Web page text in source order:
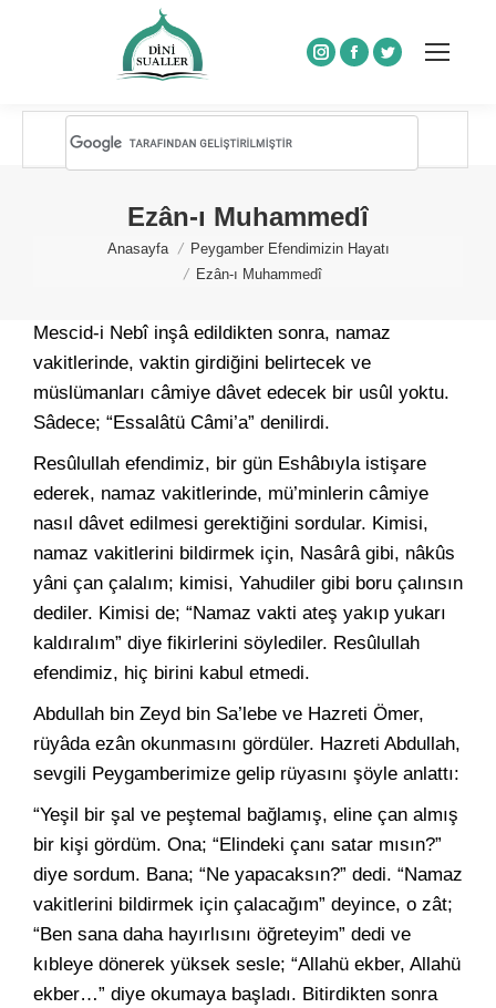
Instagram
Facebook
Twitter
Ezân-ı Muhammedî
You are here:
Anasayfa
Peygamber Efendimizin Hayatı
Ezân-ı Muhammedî
Mescid-i Nebî inşâ edildikten sonra, namaz
vakitlerinde, vaktin girdiğini belirtecek ve
müslümanları câmiye dâvet edecek bir usûl yoktu.
Sâdece; “Essalâtü Câmi’a” denilirdi.
Resûlullah efendimiz, bir gün Eshâbıyla istişare
ederek, namaz vakitlerinde, mü’minlerin câmiye
nasıl dâvet edilmesi gerektiğini sordular. Kimisi,
namaz vakitlerini bildirmek için, Nasârâ gibi, nâkûs
yâni çan çalalım; kimisi, Yahudiler gibi boru çalınsın
dediler. Kimisi de; “Namaz vakti ateş yakıp yukarı
kaldıralım” diye fikirlerini söylediler. Resûlullah
efendimiz, hiç birini kabul etmedi.
Abdullah bin Zeyd bin Sa’lebe ve Hazreti Ömer,
rüyâda ezân okunmasını gördüler. Hazreti Abdullah,
sevgili Peygamberimize gelip rüyasını şöyle anlattı:
“Yeşil bir şal ve peştemal bağlamış, eline çan almış
bir kişi gördüm. Ona; “Elindeki çanı satar mısın?”
diye sordum. Bana; “Ne yapacaksın?” dedi. “Namaz
vakitlerini bildirmek için çalacağım” deyince, o zât;
“Ben sana daha hayırlısını öğreteyim” dedi ve
kıbleye dönerek yüksek sesle; “Allahü ekber, Allahü
ekber…” diye okumaya başladı. Bitirdikten sonra